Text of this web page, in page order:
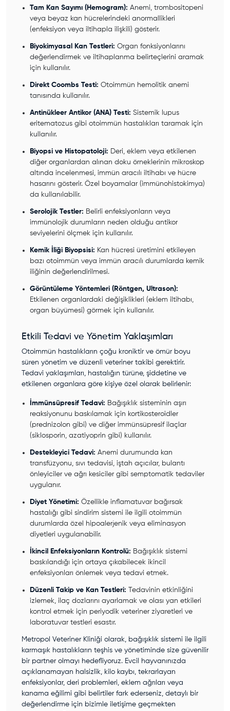
Tam Kan Sayımı (Hemogram): Anemi, trombositopeni
veya beyaz kan hücrelerindeki anormallikleri
(enfeksiyon veya iltihapla ilişkili) gösterir.
Biyokimyasal Kan Testleri: Organ fonksiyonlarını
değerlendirmek ve iltihaplanma belirteçlerini aramak
için kullanılır.
Direkt Coombs Testi: Otoimmün hemolitik anemi
tanısında kullanılır.
Antinükleer Antikor (ANA) Testi: Sistemik lupus
eritematozus gibi otoimmün hastalıkları taramak için
kullanılır.
Biyopsi ve Histopatoloji: Deri, eklem veya etkilenen
diğer organlardan alınan doku örneklerinin mikroskop
altında incelenmesi, immün aracılı iltihabı ve hücre
hasarını gösterir. Özel boyamalar (immünohistokimya)
da kullanılabilir.
Serolojik Testler: Belirli enfeksiyonların veya
immünolojik durumların neden olduğu antikor
seviyelerini ölçmek için kullanılır.
Kemik İliği Biyopsisi: Kan hücresi üretimini etkileyen
bazı otoimmün veya immün aracılı durumlarda kemik
iliğinin değerlendirilmesi.
Görüntüleme Yöntemleri (Röntgen, Ultrason):
Etkilenen organlardaki değişiklikleri (eklem iltihabı,
organ büyümesi) görmek için kullanılır.
Etkili Tedavi ve Yönetim Yaklaşımları
Otoimmün hastalıkların çoğu kroniktir ve ömür boyu
süren yönetim ve düzenli veteriner takibi gerektirir.
Tedavi yaklaşımları, hastalığın türüne, şiddetine ve
etkilenen organlara göre kişiye özel olarak belirlenir:
İmmünsüpresif Tedavi: Bağışıklık sisteminin aşırı
reaksiyonunu baskılamak için kortikosteroidler
(prednizolon gibi) ve diğer immünsüpresif ilaçlar
(siklosporin, azatiyoprin gibi) kullanılır.
Destekleyici Tedavi: Anemi durumunda kan
transfüzyonu, sıvı tedavisi, iştah açıcılar, bulantı
önleyiciler ve ağrı kesiciler gibi semptomatik tedaviler
uygulanır.
Diyet Yönetimi: Özellikle inflamatuvar bağırsak
hastalığı gibi sindirim sistemi ile ilgili otoimmün
durumlarda özel hipoalerjenik veya eliminasyon
diyetleri uygulanabilir.
İkincil Enfeksiyonların Kontrolü: Bağışıklık sistemi
baskılandığı için ortaya çıkabilecek ikincil
enfeksiyonları önlemek veya tedavi etmek.
Düzenli Takip ve Kan Testleri: Tedavinin etkinliğini
izlemek, ilaç dozlarını ayarlamak ve olası yan etkileri
kontrol etmek için periyodik veteriner ziyaretleri ve
laboratuvar testleri esastır.
Metropol Veteriner Kliniği olarak, bağışıklık sistemi ile ilgili
karmaşık hastalıkların teşhis ve yönetiminde size güvenilir
bir partner olmayı hedefliyoruz. Evcil hayvanınızda
açıklanamayan halsizlik, kilo kaybı, tekrarlayan
enfeksiyonlar, deri problemleri, eklem ağrıları veya
kanama eğilimi gibi belirtiler fark ederseniz, detaylı bir
değerlendirme için bizimle iletişime geçmekten